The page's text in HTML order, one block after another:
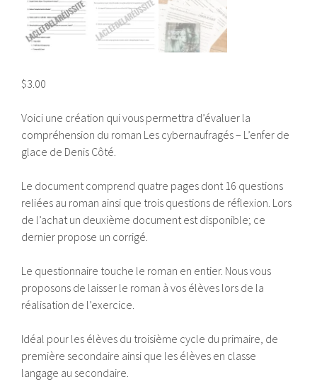
$3.00
Voici une création qui vous permettra d’évaluer la
compréhension du roman Les cybernaufragés – L’enfer de
glace de Denis Côté.
Le document comprend quatre pages dont 16 questions
reliées au roman ainsi que trois questions de réflexion. Lors
de l’achat un deuxième document est disponible; ce
dernier propose un corrigé.
Le questionnaire touche le roman en entier. Nous vous
proposons de laisser le roman à vos élèves lors de la
réalisation de l’exercice.
Idéal pour les élèves du troisième cycle du primaire, de
première secondaire ainsi que les élèves en classe
langage au secondaire.